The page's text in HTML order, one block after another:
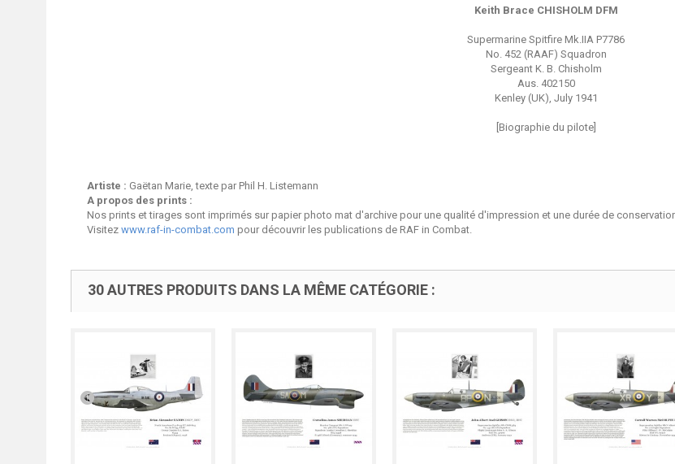
Keith Brace CHISHOLM DFM
Supermarine Spitfire Mk.IIA P7786
No. 452 (RAAF) Squadron
Sergeant K. B. Chisholm
Aus. 402150
Kenley (UK), July 1941
[Biographie du pilote]
Artiste : Gaëtan Marie, texte par Phil H. Listemann
A propos des prints :
Nos prints et tirages sont imprimés sur papier photo mat d'archive pour une qualité d'impression et une durée de
Visitez www.raf-in-combat.com pour découvrir les publications de RAF in Combat.
30 AUTRES PRODUITS DANS LA MÊME CATÉGORIE :